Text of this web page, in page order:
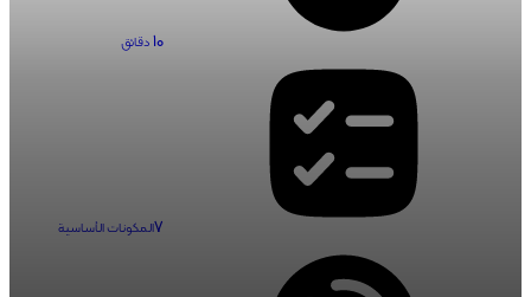
10دقائق
7المكونات الأساسية